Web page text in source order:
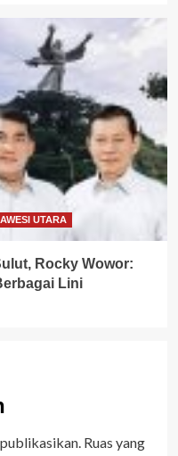
UTARA
Rocky Wowor:
Lini
Ruas yang